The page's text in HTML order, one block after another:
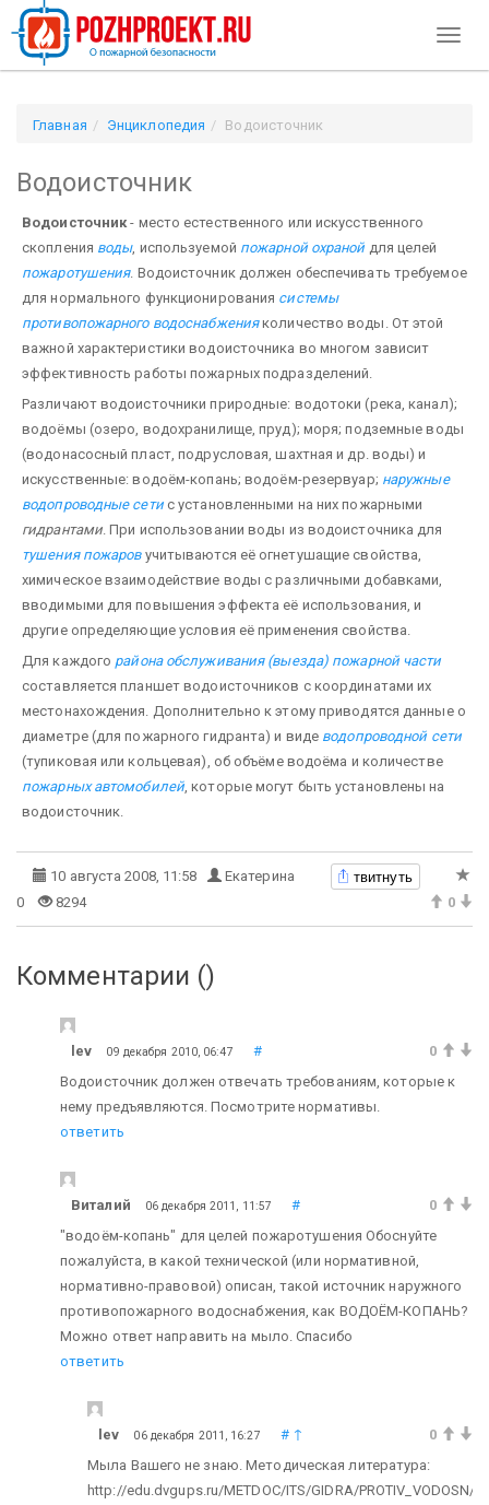
Главная Энциклопедия Водоисточник
Водоисточник
Водоисточник - место естественного или искусственного
скопления воды, используемой пожарной охранойдля целей
пожаротушения. Водоисточник должен обеспечивать требуемое
для нормального функционирования системы
противопожарного водоснабженияколичество воды. От этой
важной характеристики водоисточника во многом зависит
эффективность работы пожарных подразделений.
Различают водоисточники природные: водотоки (река, канал);
водоёмы (озеро, водохранилище, пруд); моря; подземные воды
(водонасосный пласт, подрусловая, шахтная и др. воды) и
искусственные: водоём-копань; водоём-резервуар; наружные
водопроводные сетис установленными на них пожарными
гидрантами . При использовании воды из водоисточника для
тушения пожаровучитываются её огнетушащие свойства,
химическое взаимодействие воды с различными добавками,
вводимыми для повышения эффекта её использования, и
другие определяющие условия её применения свойства.
Для каждого района обслуживания (выезда) пожарной части
составляется планшет водоисточников с координатами их
местонахождения. Дополнительно к этому приводятся данные о
диаметре (для пожарного гидранта) и виде водопроводной сети
(тупиковая или кольцевая), об объёме водоёма и количестве
пожарных автомобилей, которые могут быть установлены на
водоисточник.
10 августа 2008, 11:58 Екатерина твитнуть
0 8294 0
Комментарии ()
lev 09 декабря 2010, 06:47 #
0
Водоисточник должен отвечать требованиям, которые к
нему предъявляются. Посмотрите нормативы.
ответить
Виталий 06 декабря 2011, 11:57 #
0
"водоём-копань" для целей пожаротушения Обоснуйте
пожалуйста, в какой технической (или нормативной,
нормативно-правовой) описан, такой источник наружного
противопожарного водоснабжения, как ВОДОЁМ-КОПАНЬ?
Можно ответ направить на мыло. Спасибо
ответить
lev 06 декабря 2011, 16:27 # ↑
0
Мыла Вашего не знаю. Методическая литература:
http://edu.dvgups.ru/METDOC/ITS/GIDRA/PROTIV_VODOSN/